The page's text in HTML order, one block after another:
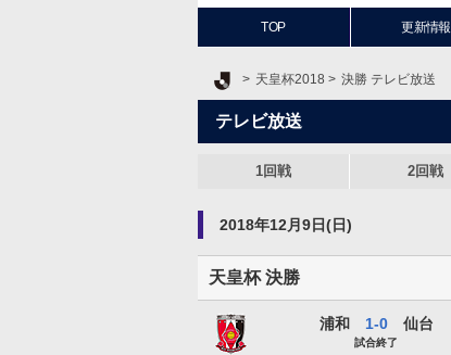
TOP 更新情報
Ｊリーグ TOP
天皇杯2018 決勝 テレビ放送
テレビ放送
1回戦 2回戦
2018年12月9日(日)
天皇杯 決勝
浦和レッズ浦和 1-0 仙台
試合終了